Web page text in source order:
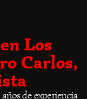
Los
Carlos,
de experiencia